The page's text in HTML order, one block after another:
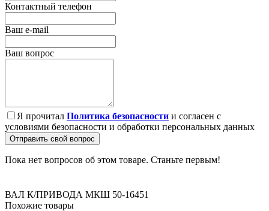
Контактный телефон
Ваш e-mail
Ваш вопрос
Я прочитал Политика безопасности и согласен с
условиями безопасности и обработки персональных данных
Отправить свой вопрос
Пока нет вопросов об этом товаре. Станьте первым!
ВАЛ К/ПРИВОДА МКШ 50-16451
Похожие товары